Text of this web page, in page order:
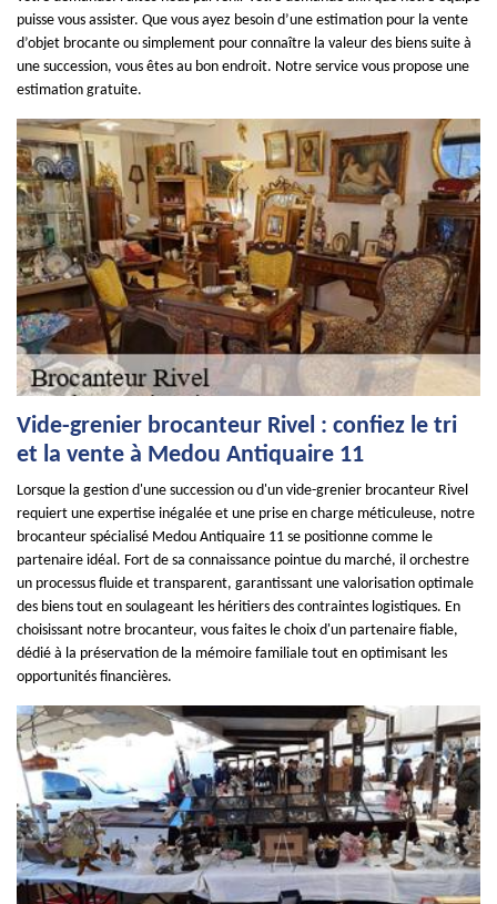
puisse vous assister. Que vous ayez besoin d’une estimation pour la vente
d’objet brocante ou simplement pour connaître la valeur des biens suite à
une succession, vous êtes au bon endroit. Notre service vous propose une
estimation gratuite.
Vide-grenier brocanteur Rivel : confiez le tri
et la vente à Medou Antiquaire 11
Lorsque la gestion d'une succession ou d'un vide-grenier brocanteur Rivel
requiert une expertise inégalée et une prise en charge méticuleuse, notre
brocanteur spécialisé Medou Antiquaire 11 se positionne comme le
partenaire idéal. Fort de sa connaissance pointue du marché, il orchestre
un processus fluide et transparent, garantissant une valorisation optimale
des biens tout en soulageant les héritiers des contraintes logistiques. En
choisissant notre brocanteur, vous faites le choix d'un partenaire fiable,
dédié à la préservation de la mémoire familiale tout en optimisant les
opportunités financières.